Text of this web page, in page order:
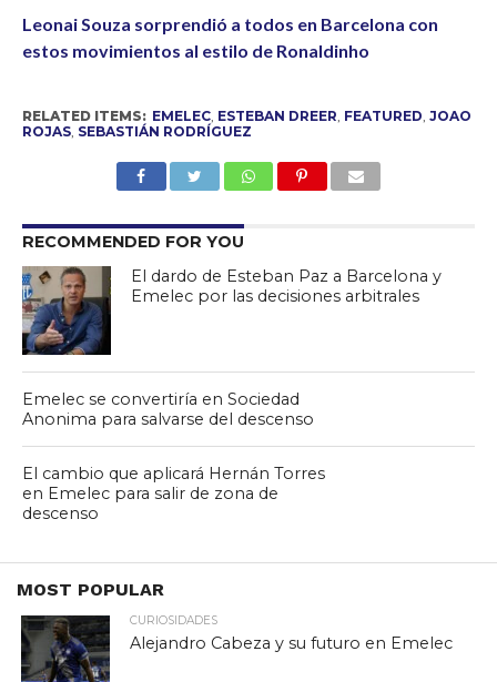
Leonai Souza sorprendió a todos en Barcelona con
estos movimientos al estilo de Ronaldinho
RELATED ITEMS: EMELEC, ESTEBAN DREER, FEATURED, JOAO
ROJAS, SEBASTIÁN RODRÍGUEZ
RECOMMENDED FOR YOU
El dardo de Esteban Paz a Barcelona y
Emelec por las decisiones arbitrales
Emelec se convertiría en Sociedad
Anonima para salvarse del descenso
El cambio que aplicará Hernán Torres
en Emelec para salir de zona de
descenso
MOST POPULAR
CURIOSIDADES
Alejandro Cabeza y su futuro en Emelec